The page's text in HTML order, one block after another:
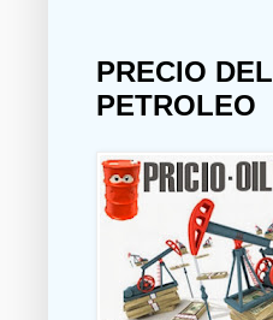
PRECIO DEL
PETROLEO